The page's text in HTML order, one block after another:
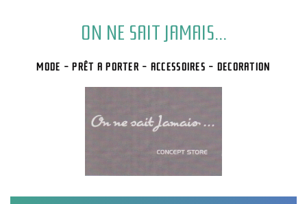
ON NE SAIT JAMAIS...
MODE - PRÊT A PORTER - ACCESSOIRES - DECORATION